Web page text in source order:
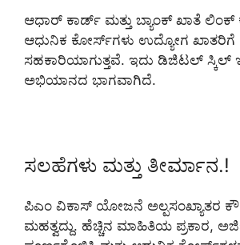
ಆಧಾರ್ ಕಾರ್ಡ್ ಮತ್ತು ಬ್ಯಾಂಕ್ ಖಾತೆ ಲಿಂಕ್
ಆಧುನಿಕ ಕೋರ್ಸ್‌ಗಳು ಉದ್ಯೋಗ ಖಾತರಿಗೆ
ಸಹಕಾರಿಯಾಗುತ್ತವೆ. ಇದು ಡಿಜಿಟಲ್ ಸ್ಕಿಲ್
ಅಭಿಯಾನದ ಭಾಗವಾಗಿದೆ.
ಸಲಹೆಗಳು ಮತ್ತು ತೀರ್ಮಾನ.!
ಪಿಎಂ ವಿಕಾಸ್ ಯೋಜನೆ ಅಲ್ಪಸಂಖ್ಯಾತರ
ಮಹತ್ವದ್ದು. ಹೆಚ್ಚಿನ ಮಾಹಿತಿಯ ಪ್ರಕಾರ,